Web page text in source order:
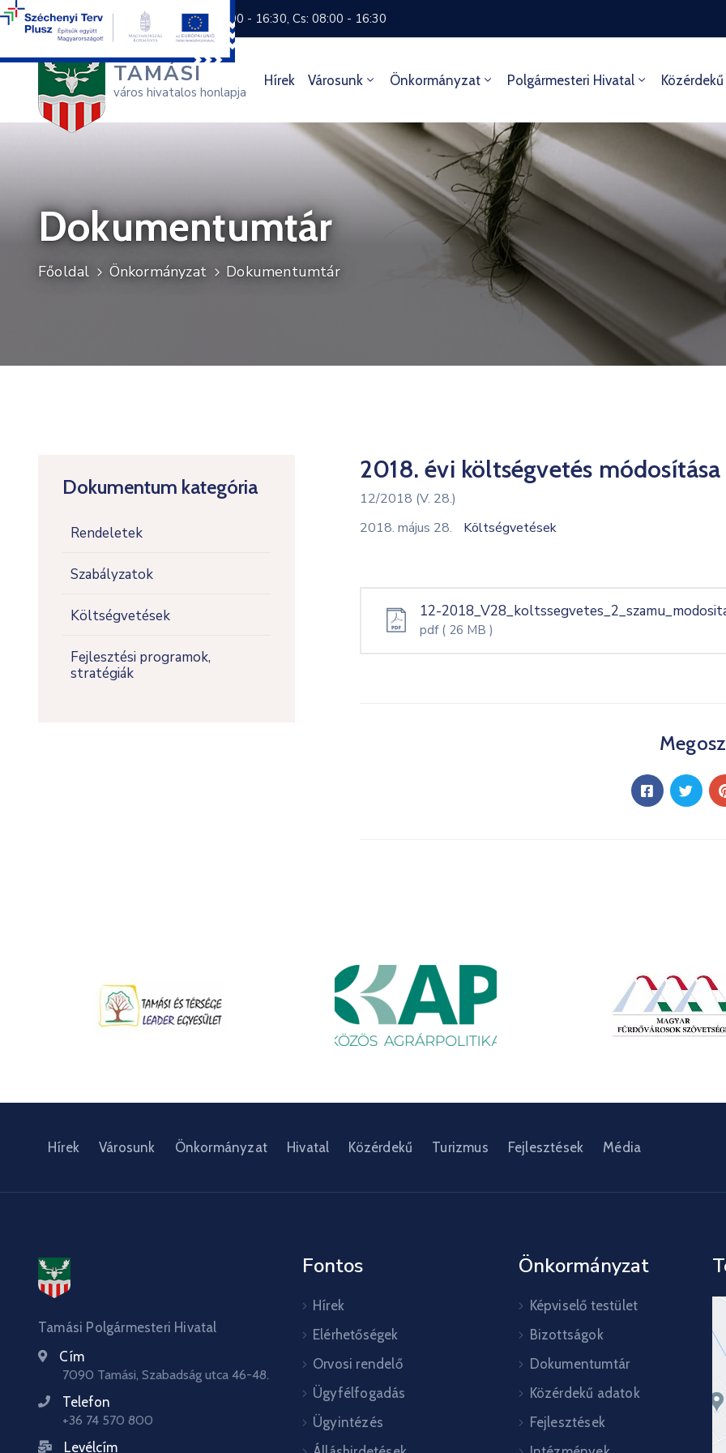
+36 74 570 800 H: 8:00 - 16:30, Cs: 08:00 - 16:30
TAMÁSI
város hivatalos honlapja
Hírek Városunk Önkormányzat Polgármesteri Hivatal Közérdekű
Dokumentumtár
Főoldal Önkormányzat Dokumentumtár
Dokumentum kategória
Rendeletek
Szabályzatok
Költségvetések
Fejlesztési programok,
stratégiák
2018. évi költségvetés módosítása
12/2018 (V. 28.)
2018. május 28.
Költségvetések
12-
pdf ( 26 MB )
Hírek Városunk Önkormányzat Hivatal Közérdekű Turizmus Fejlesztések Média
Tamási Polgármesteri Hivatal
Cím
7090 Tamási, Szabadság utca 46-48.
Telefon
+36 74 570 800
Levélcím
Fontos
Hírek
Elérhetőségek
Orvosi rendelő
Ügyfélfogadás
Ügyintézés
Önkormányzat
Képviselő testület
Bizottságok
Dokumentumtár
Közérdekű adatok
Fejlesztések